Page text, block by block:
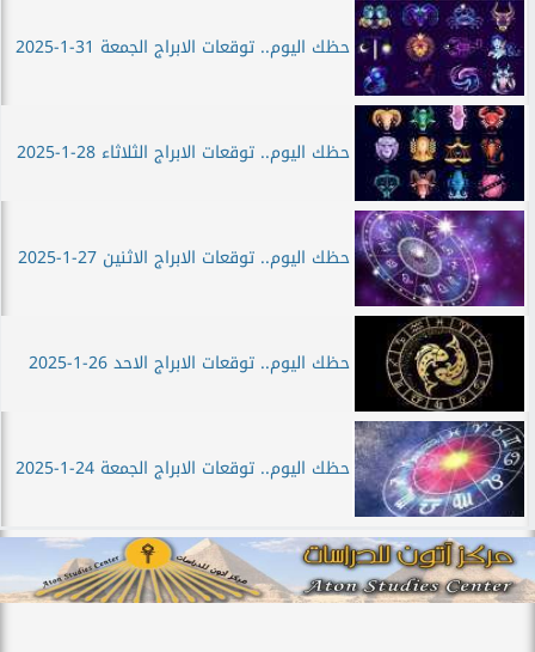
حظك اليوم.. توقعات الابراج الجمعة 31-1-2025
حظك اليوم.. توقعات الابراج الثلاثاء 28-1-2025
حظك اليوم.. توقعات الابراج الاثنين 27-1-2025
حظك اليوم.. توقعات الابراج الاحد 26-1-2025
حظك اليوم.. توقعات الابراج الجمعة 24-1-2025